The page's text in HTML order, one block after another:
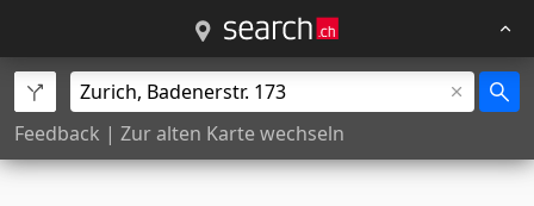
Feedback | Zur alten Karte wechseln